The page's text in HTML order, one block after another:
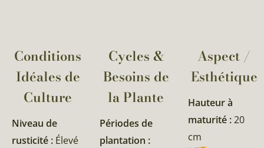
Conditions
Idéales de
Culture
Niveau de
rusticité : Élevé
Cycles &
Besoins de
la Plante​
Périodes de
plantation :
Aspect /
Esthétique
Hauteur à
maturité :20
cm